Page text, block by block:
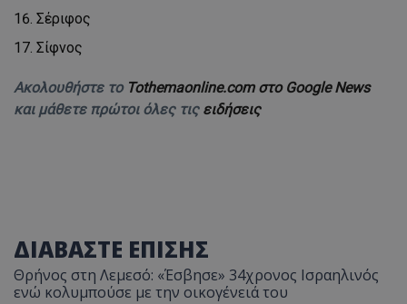
Σέριφος
Σίφνος
Ακολουθήστε το Tothemaonline.com στο Google News
και μάθετε πρώτοι όλες τις ειδήσεις
ΔΙΑΒΑΣΤΕ ΕΠΙΣΗΣ
Θρήνος στη Λεμεσό: «Έσβησε» 34χρονος Ισραηλινός
ενώ κολυμπούσε με την οικογένειά του